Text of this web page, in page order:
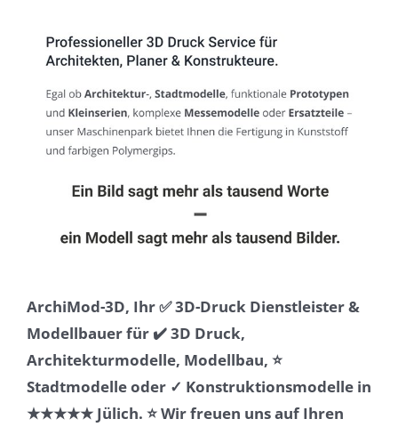
ArchiMod-3D, Ihr ✅ 3D-Druck Dienstleister &
Modellbauer für ✔️ 3D Druck,
Architekturmodelle, Modellbau, ⭐
Stadtmodelle oder ✓ Konstruktionsmodelle in
★★★★★ Jülich. ⭐ Wir freuen uns auf Ihren